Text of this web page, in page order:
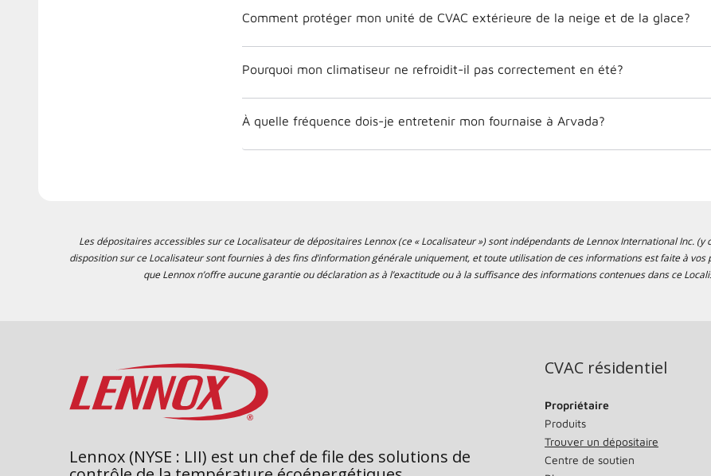
Comment protéger mon unité de CVAC extérieure de la neige et de la glace?
Pourquoi mon climatiseur ne refroidit-il pas correctement en été?
À quelle fréquence dois-je entretenir mon fournaise à Arvada?
Les dépositaires accessibles sur ce Localisateur de dépositaires Lennox (ce « Localisateur ») sont indépendants de Lennox International Inc.
disposition sur ce Localisateur sont fournies à des fins d’information générale uniquement, et toute utilisation de ces informations est faite à
que Lennox n’offre aucune garantie ou déclaration as à l’exactitude ou à la suffisance des informations contenues dans ce
Lennox (NYSE : LII) est un chef de file des solutions de
CVAC résidentiel
Propriétaire
Produits
Trouver un dépositaire
Centre de soutien